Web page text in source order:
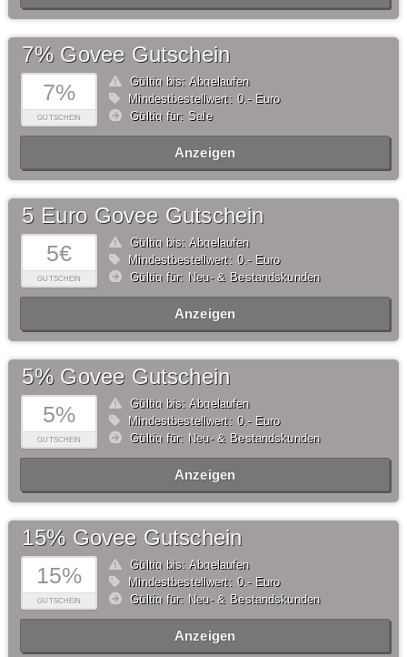
7%
GUTSCHEIN
7% Govee Gutschein
Gültig bis: Abgelaufen
Mindestbestellwert: 0,- Euro
Gültig für: Sale
Anzeigen
5€
GUTSCHEIN
5 Euro Govee Gutschein
Gültig bis: Abgelaufen
Mindestbestellwert: 0,- Euro
Gültig für: Neu- & Bestandskunden
Anzeigen
5%
GUTSCHEIN
5% Govee Gutschein
Gültig bis: Abgelaufen
Mindestbestellwert: 0,- Euro
Gültig für: Neu- & Bestandskunden
Anzeigen
15%
GUTSCHEIN
15% Govee Gutschein
Gültig bis: Abgelaufen
Mindestbestellwert: 0,- Euro
Gültig für: Neu- & Bestandskunden
Anzeigen